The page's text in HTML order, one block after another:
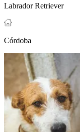
Labrador Retriever
Córdoba